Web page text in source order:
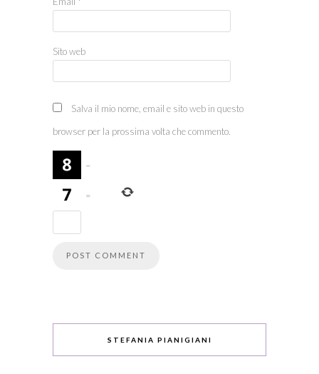
Sito web
Salva il mio nome, email e sito web in questo
browser per la prossima volta che commento.
−
=
STEFANIA PIANIGIANI